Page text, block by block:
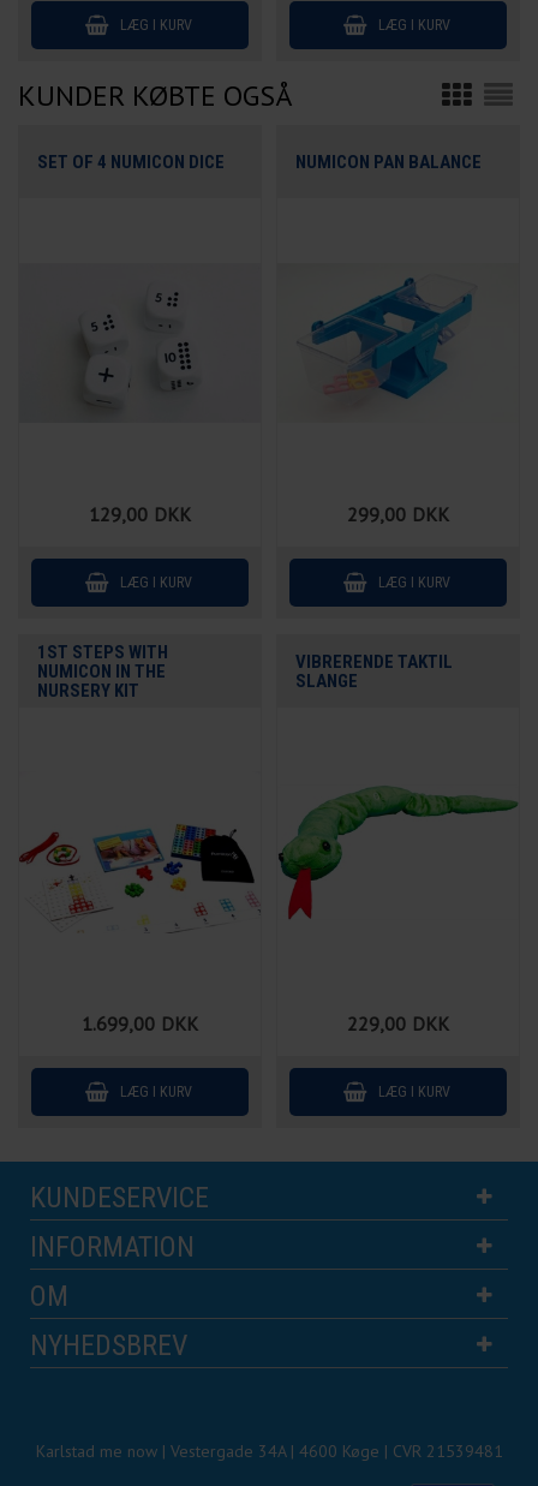
KUNDER KØBTE OGSÅ
SET OF 4 NUMICON DICE
129,00 DKK
NUMICON PAN BALANCE
299,00 DKK
1ST STEPS WITH
NUMICON IN THE
NURSERY KIT
1.699,00 DKK
VIBRERENDE TAKTIL
SLANGE
229,00 DKK
KUNDESERVICE
INFORMATION
OM
NYHEDSBREV
Karlstad me now | Vestergade 34A | 4600 Køge | CVR 21539481